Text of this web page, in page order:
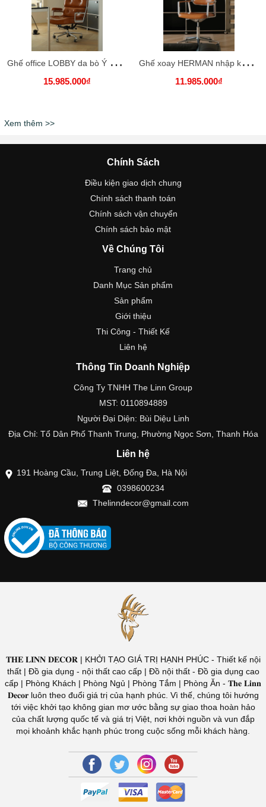
G
hế office LOBBY da bò Ý nhập khẩu cao cấp / LOBBY Office Chair
15.985.000₫
G
hế xoay HERMAN nhập khẩu cao cấp / HERMAN Chair
11.985.000₫
Xem thêm >>
Chính Sách
Điều kiện giao dịch chung
Chính sách thanh toán
Chính sách vận chuyển
Chính sách bảo mật
Về Chúng Tôi
Trang chủ
Danh Mục Sản phẩm
Sản phẩm
Giới thiệu
Thi Công - Thiết Kế
Liên hệ
Thông Tin Doanh Nghiệp
Công Ty TNHH The Linn Group
MST: 0110894889
Người Đại Diện: Bùi Diệu Linh
Địa Chỉ: Tổ Dân Phố Thanh Trung, Phường Ngọc Sơn, Thanh Hóa
Liên hệ
191 Hoàng Cầu, Trung Liệt, Đống Đa, Hà Nội
0398600234
Thelinndecor@gmail.com
𝐓𝐇𝐄 𝐋𝐈𝐍𝐍 𝐃𝐄𝐂𝐎𝐑 | KHỞI TẠO GIÁ TRỊ HẠNH PHÚC - Thiết kế nội
thất | Đồ gia dụng - nội thất cao cấp | Đồ nội thất - Đồ gia dụng cao
cấp | Phòng Khách | Phòng Ngủ | Phòng Tắm | Phòng Ăn - 𝐓𝐡𝐞 𝐋𝐢𝐧𝐧
𝐃𝐞𝐜𝐨𝐫 luôn theo đuổi giá trị của hạnh phúc. Vì thế, chúng tôi hướng
tới việc khởi tạo không gian mơ ước bằng sự giao thoa hoàn hảo
của chất lượng quốc tế và giá trị Việt, nơi khởi nguồn và vun đắp
mọi khoảnh khắc hạnh phúc trong cuộc sống mỗi khách hàng.